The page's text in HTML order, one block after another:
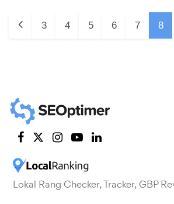
3 4 5 6 7 8
Lokal Rang Checker, Tracker, GBP